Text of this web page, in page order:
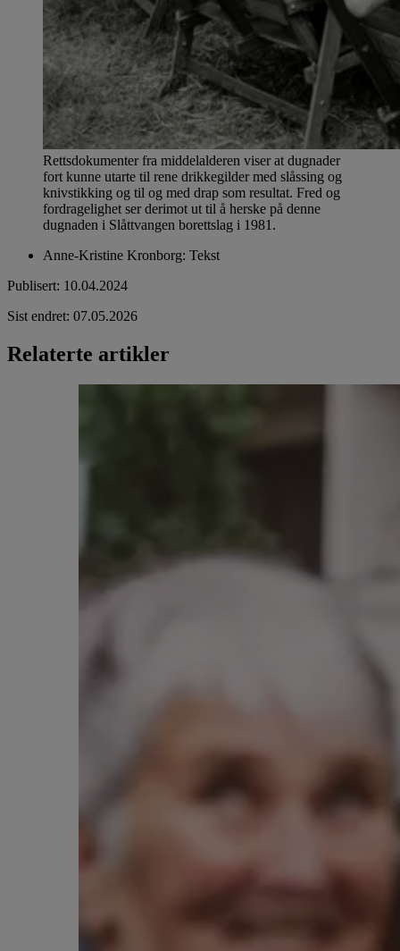
Rettsdokumenter fra middelalderen viser at dugnader
fort kunne utarte til rene drikkegilder med slåssing og
knivstikking og til og med drap som resultat. Fred og
fordragelighet ser derimot ut til å herske på denne
dugnaden i Slåttvangen borettslag i 1981.
Anne-Kristine Kronborg: Tekst
Publisert: 10.04.2024
Sist endret: 07.05.2026
Relaterte artikler